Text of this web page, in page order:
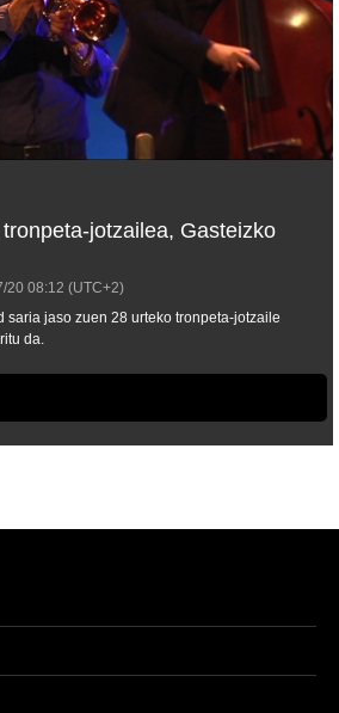
jotzailea, Gasteizko
20 08:12 (UTC+2)
saria jaso zuen 28 urteko tronpeta-jotzaile
da.